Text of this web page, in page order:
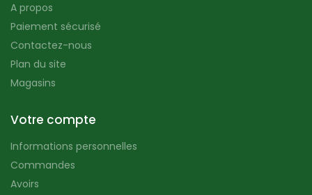
A propos
Paiement sécurisé
Contactez-nous
Plan du site
Magasins
Votre compte
Informations personnelles
Commandes
Avoirs